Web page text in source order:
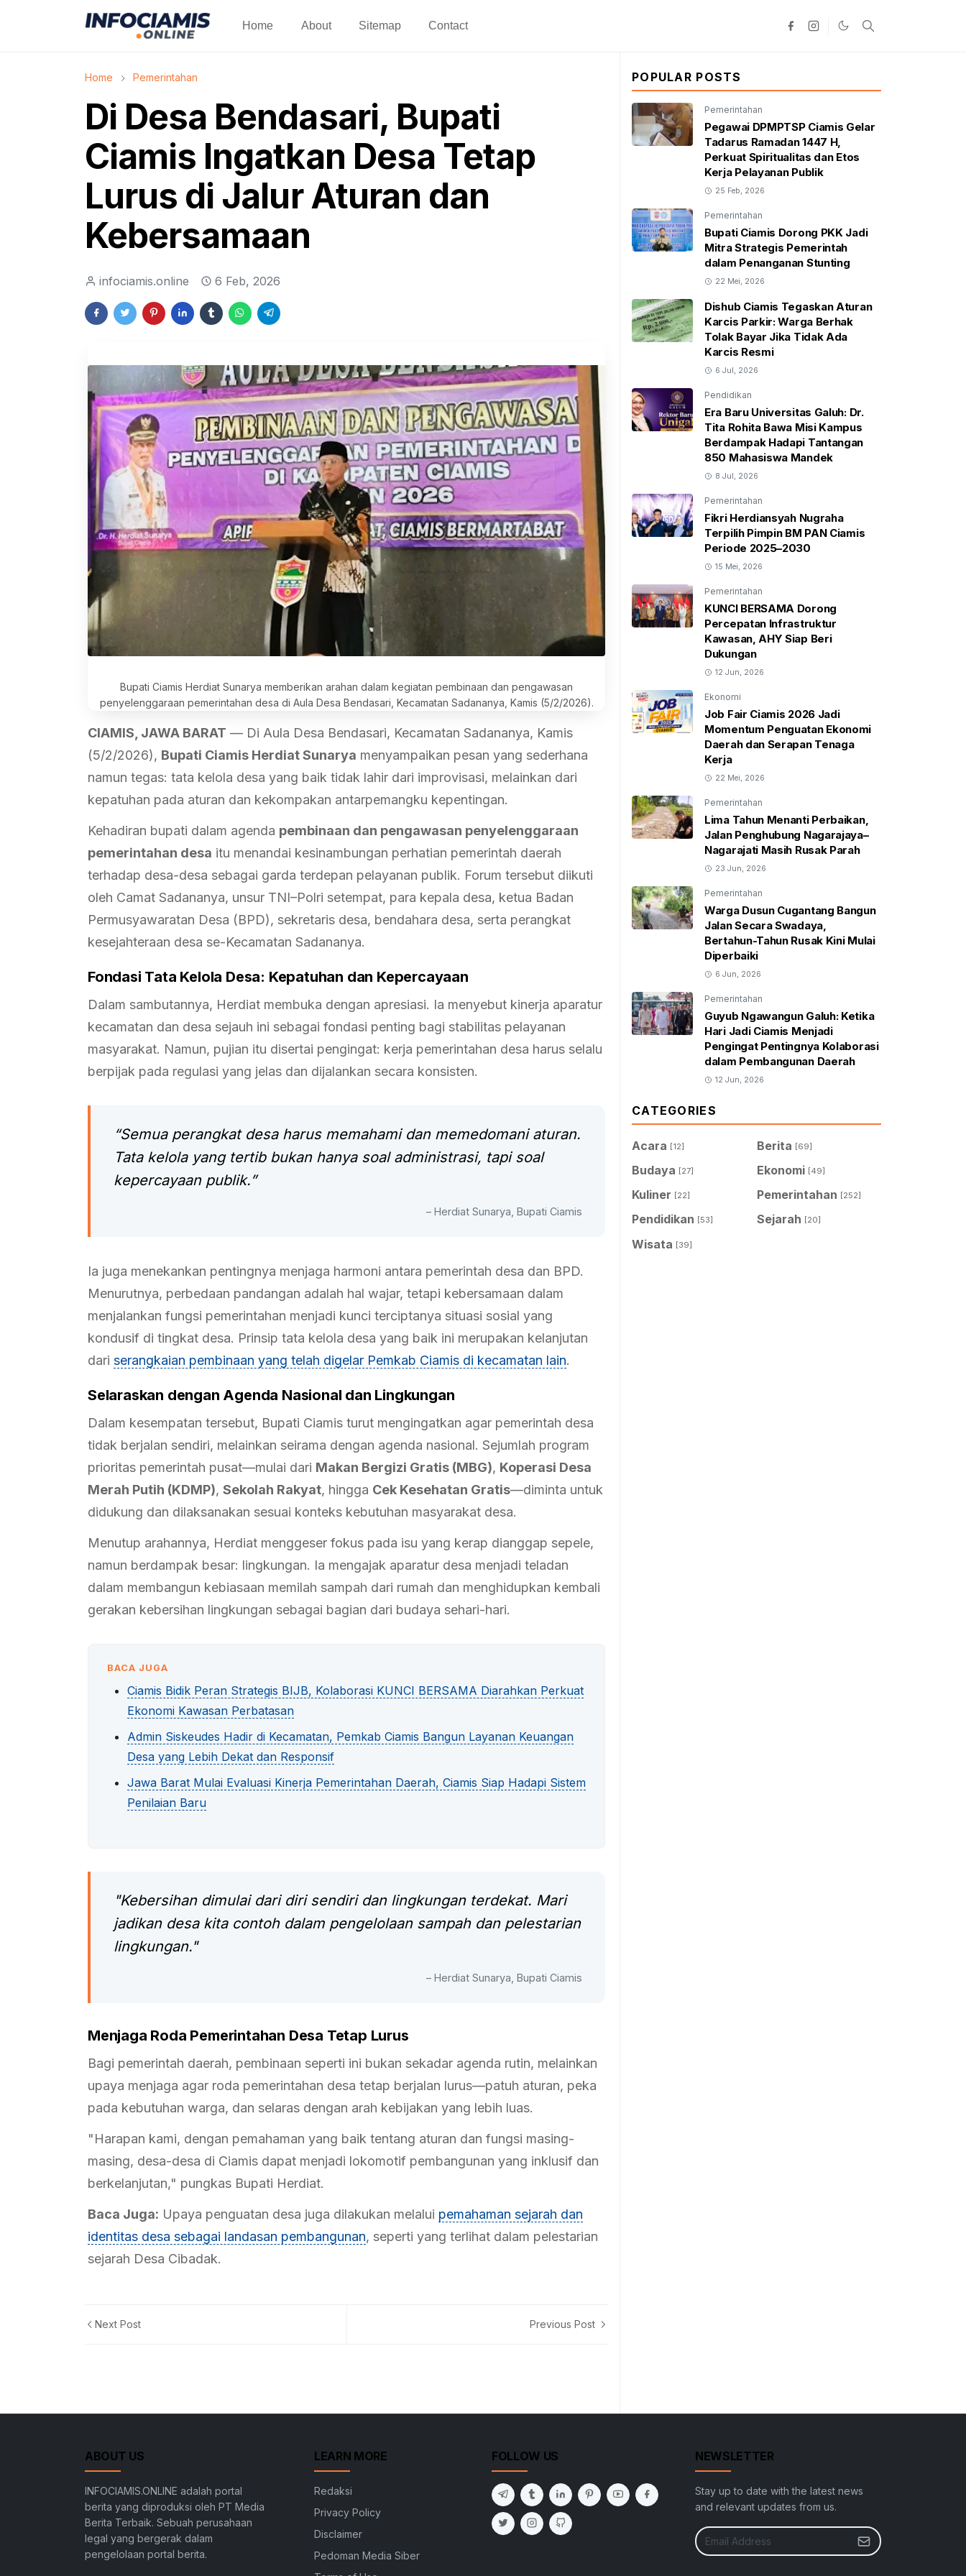
Home About Sitemap Contact
Home Pemerintahan
Di Desa Bendasari, Bupati
Ciamis Ingatkan Desa Tetap
Lurus di Jalur Aturan dan
Kebersamaan
infociamis.online 6 Feb, 2026
Bupati Ciamis Herdiat Sunarya memberikan arahan dalam kegiatan pembinaan dan pengawasan
penyelenggaraan pemerintahan desa di Aula Desa Bendasari, Kecamatan Sadananya, Kamis (5/2/2026).
CIAMIS, JAWA BARAT — Di Aula Desa Bendasari, Kecamatan Sadananya, Kamis
(5/2/2026), Bupati Ciamis Herdiat Sunarya menyampaikan pesan yang sederhana
namun tegas: tata kelola desa yang baik tidak lahir dari improvisasi, melainkan dari
kepatuhan pada aturan dan kekompakan antarpemangku kepentingan.
Kehadiran bupati dalam agenda pembinaan dan pengawasan penyelenggaraan
pemerintahan desa itu menandai kesinambungan perhatian pemerintah daerah
terhadap desa-desa sebagai garda terdepan pelayanan publik. Forum tersebut diikuti
oleh Camat Sadananya, unsur TNI–Polri setempat, para kepala desa, ketua Badan
Permusyawaratan Desa (BPD), sekretaris desa, bendahara desa, serta perangkat
kesejahteraan desa se-Kecamatan Sadananya.
Fondasi Tata Kelola Desa: Kepatuhan dan Kepercayaan
Dalam sambutannya, Herdiat membuka dengan apresiasi. Ia menyebut kinerja aparatur
kecamatan dan desa sejauh ini sebagai fondasi penting bagi stabilitas pelayanan
masyarakat. Namun, pujian itu disertai pengingat: kerja pemerintahan desa harus selalu
berpijak pada regulasi yang jelas dan dijalankan secara konsisten.
“Semua perangkat desa harus memahami dan memedomani aturan.
Tata kelola yang tertib bukan hanya soal administrasi, tapi soal
kepercayaan publik.”
– Herdiat Sunarya, Bupati Ciamis
Ia juga menekankan pentingnya menjaga harmoni antara pemerintah desa dan BPD.
Menurutnya, perbedaan pandangan adalah hal wajar, tetapi kebersamaan dalam
menjalankan fungsi pemerintahan menjadi kunci terciptanya situasi sosial yang
kondusif di tingkat desa. Prinsip tata kelola desa yang baik ini merupakan kelanjutan
dari serangkaian pembinaan yang telah digelar Pemkab Ciamis di kecamatan lain.
Selaraskan dengan Agenda Nasional dan Lingkungan
Dalam kesempatan tersebut, Bupati Ciamis turut mengingatkan agar pemerintah desa
tidak berjalan sendiri, melainkan seirama dengan agenda nasional. Sejumlah program
prioritas pemerintah pusat—mulai dari Makan Bergizi Gratis (MBG), Koperasi Desa
Merah Putih (KDMP), Sekolah Rakyat, hingga Cek Kesehatan Gratis—diminta untuk
didukung dan dilaksanakan sesuai konteks kebutuhan masyarakat desa.
Menutup arahannya, Herdiat menggeser fokus pada isu yang kerap dianggap sepele,
namun berdampak besar: lingkungan. Ia mengajak aparatur desa menjadi teladan
dalam membangun kebiasaan memilah sampah dari rumah dan menghidupkan kembali
gerakan kebersihan lingkungan sebagai bagian dari budaya sehari-hari.
BACA JUGA
Ciamis Bidik Peran Strategis BIJB, Kolaborasi KUNCI BERSAMA Diarahkan Perkuat
Ekonomi Kawasan Perbatasan
Admin Siskeudes Hadir di Kecamatan, Pemkab Ciamis Bangun Layanan Keuangan
Desa yang Lebih Dekat dan Responsif
Jawa Barat Mulai Evaluasi Kinerja Pemerintahan Daerah, Ciamis Siap Hadapi Sistem
Penilaian Baru
"Kebersihan dimulai dari diri sendiri dan lingkungan terdekat. Mari
jadikan desa kita contoh dalam pengelolaan sampah dan pelestarian
lingkungan."
– Herdiat Sunarya, Bupati Ciamis
Menjaga Roda Pemerintahan Desa Tetap Lurus
Bagi pemerintah daerah, pembinaan seperti ini bukan sekadar agenda rutin, melainkan
upaya menjaga agar roda pemerintahan desa tetap berjalan lurus—patuh aturan, peka
pada kebutuhan warga, dan selaras dengan arah kebijakan yang lebih luas.
"Harapan kami, dengan pemahaman yang baik tentang aturan dan fungsi masing-
masing, desa-desa di Ciamis dapat menjadi lokomotif pembangunan yang inklusif dan
berkelanjutan," pungkas Bupati Herdiat.
Baca Juga: Upaya penguatan desa juga dilakukan melalui pemahaman sejarah dan
identitas desa sebagai landasan pembangunan, seperti yang terlihat dalam pelestarian
sejarah Desa Cibadak.
Next Post Previous Post
POPULAR POSTS
Pemerintahan
Pegawai DPMPTSP Ciamis Gelar
Tadarus Ramadan 1447 H,
Perkuat Spiritualitas dan Etos
Kerja Pelayanan Publik
25 Feb, 2026
Pemerintahan
Bupati Ciamis Dorong PKK Jadi
Mitra Strategis Pemerintah
dalam Penanganan Stunting
22 Mei, 2026
Dishub Ciamis Tegaskan Aturan
Karcis Parkir: Warga Berhak
Tolak Bayar Jika Tidak Ada
Karcis Resmi
6 Jul, 2026
Pendidikan
Era Baru Universitas Galuh: Dr.
Tita Rohita Bawa Misi Kampus
Berdampak Hadapi Tantangan
850 Mahasiswa Mandek
8 Jul, 2026
Pemerintahan
Fikri Herdiansyah Nugraha
Terpilih Pimpin BM PAN Ciamis
Periode 2025–2030
15 Mei, 2026
Pemerintahan
KUNCI BERSAMA Dorong
Percepatan Infrastruktur
Kawasan, AHY Siap Beri
Dukungan
12 Jun, 2026
Ekonomi
Job Fair Ciamis 2026 Jadi
Momentum Penguatan Ekonomi
Daerah dan Serapan Tenaga
Kerja
22 Mei, 2026
Pemerintahan
Lima Tahun Menanti Perbaikan,
Jalan Penghubung Nagarajaya–
Nagarajati Masih Rusak Parah
23 Jun, 2026
Pemerintahan
Warga Dusun Cugantang Bangun
Jalan Secara Swadaya,
Bertahun-Tahun Rusak Kini Mulai
Diperbaiki
6 Jun, 2026
Pemerintahan
Guyub Ngawangun Galuh: Ketika
Hari Jadi Ciamis Menjadi
Pengingat Pentingnya Kolaborasi
dalam Pembangunan Daerah
12 Jun, 2026
CATEGORIES
Acara [12] Berita [69]
Budaya [27] Ekonomi [49]
Kuliner [22] Pemerintahan [252]
Pendidikan [53] Sejarah [20]
Wisata [39]
ABOUT US
INFOCIAMIS.ONLINE adalah portal
berita yang diproduksi oleh PT Media
Berita Terbaik. Sebuah perusahaan
legal yang bergerak dalam
pengelolaan portal berita.
LEARN MORE
Redaksi
Privacy Policy
Disclaimer
Pedoman Media Siber
FOLLOW US NEWSLETTER
Stay up to date with the latest news
and relevant updates from us.